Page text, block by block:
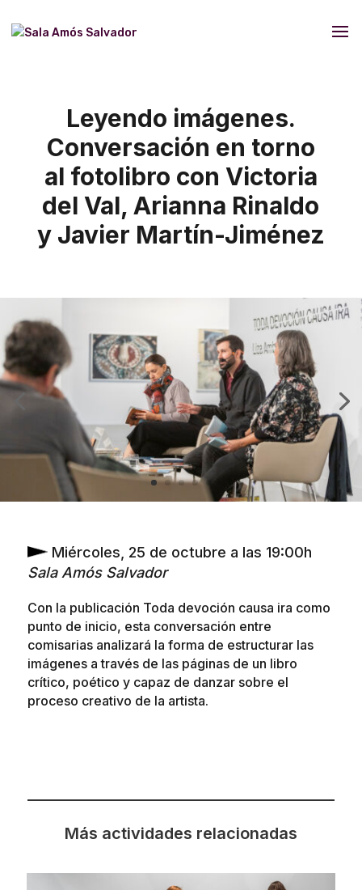
Leyendo imágenes.
Conversación en torno
al fotolibro con Victoria
del Val, Arianna Rinaldo
y Javier Martín-Jiménez
Miércoles, 25 de octubre a las 19:00h
Sala Amós Salvador
Con la publicación Toda devoción causa ira como
punto de inicio, esta conversación entre
comisarias analizará la forma de estructurar las
imágenes a través de las páginas de un libro
crítico, poético y capaz de danzar sobre el
proceso creativo de la artista.
Más actividades relacionadas